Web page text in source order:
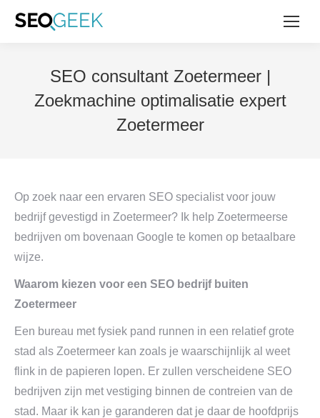
SEO consultant Zoetermeer |
Zoekmachine optimalisatie expert
Zoetermeer
Op zoek naar een ervaren SEO specialist voor jouw
bedrijf gevestigd in Zoetermeer? Ik help Zoetermeerse
bedrijven om bovenaan Google te komen op betaalbare
wijze.
Waarom kiezen voor een SEO bedrijf buiten
Zoetermeer
Een bureau met fysiek pand runnen in een relatief grote
stad als Zoetermeer kan zoals je waarschijnlijk al weet
flink in de papieren lopen. Er zullen verscheidene SEO
bedrijven zijn met vestiging binnen de contreien van de
stad. Maar ik kan je garanderen dat je daar de hoofdprijs